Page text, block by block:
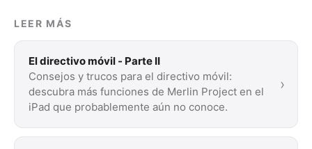
LEER MÁS
El directivo móvil - Parte II
Consejos y trucos para el directivo móvil:
descubra más funciones de Merlin Project en el
iPad que probablemente aún no conoce.
›